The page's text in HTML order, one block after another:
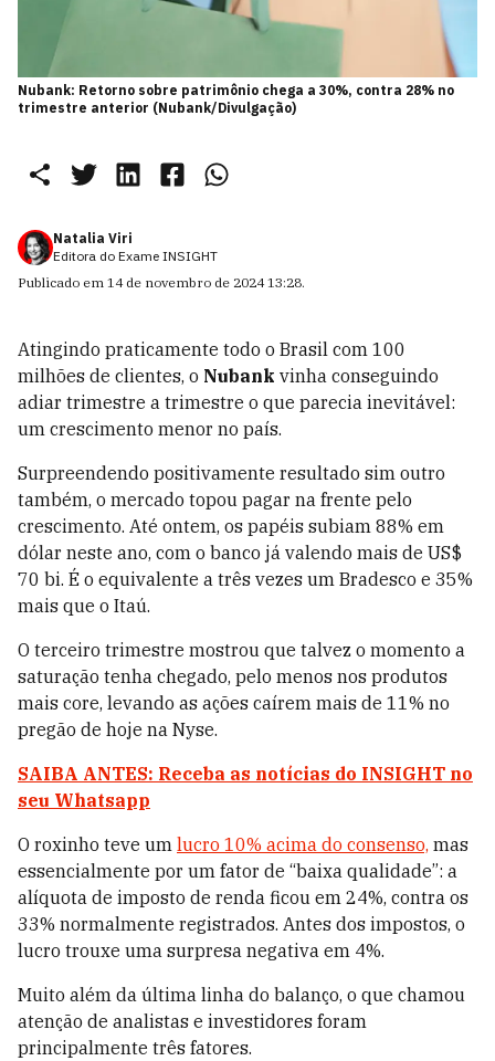
Nubank: Retorno sobre patrimônio chega a 30%, contra 28% no
trimestre anterior (Nubank/Divulgação)
Natalia Viri
Editora do Exame INSIGHT
Publicado em 14 de novembro de 2024 13:28.
Atingindo praticamente todo o Brasil com 100
milhões de clientes, o Nubank vinha conseguindo
adiar trimestre a trimestre o que parecia inevitável:
um crescimento menor no país.
Surpreendendo positivamente resultado sim outro
também, o mercado topou pagar na frente pelo
crescimento. Até ontem, os papéis subiam 88% em
dólar neste ano, com o banco já valendo mais de US$
70 bi. É o equivalente a três vezes um Bradesco e 35%
mais que o Itaú.
O terceiro trimestre mostrou que talvez o momento a
saturação tenha chegado, pelo menos nos produtos
mais core, levando as ações caírem mais de 11% no
pregão de hoje na Nyse.
SAIBA ANTES: Receba as notícias do INSIGHT no
seu Whatsapp
O roxinho teve um lucro 10% acima do consenso, mas
essencialmente por um fator de “baixa qualidade”: a
alíquota de imposto de renda ficou em 24%, contra os
33% normalmente registrados. Antes dos impostos, o
lucro trouxe uma surpresa negativa em 4%.
Muito além da última linha do balanço, o que chamou
atenção de analistas e investidores foram
principalmente três fatores.